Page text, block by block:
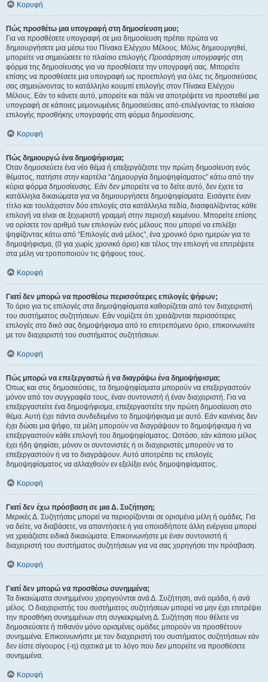
Κορυφή
Πώς προσθέτω μια υπογραφή στη δημοσίευση μου;
Για να προσθέσετε υπογραφή σε μια δημοσίευση πρέπει πρώτα να
δημιουργήσετε μια μέσω του Πίνακα Ελέγχου Μέλους. Μόλις δημιουργηθεί,
μπορείτε να σημειώσετε το πλαίσιο επιλογής Προσάρτηση υπογραφής στη
φόρμα της δημοσίευσης για να προσθέσετε την υπογραφή σας. Μπορείτε
επίσης να προσθέσετε μια υπογραφή ως προεπιλογή για όλες τις δημοσιεύσεις
σας σημειώνοντας το κατάλληλο κουμπί επιλογής στον Πίνακα Ελέγχου
Μέλους. Εάν το κάνετε αυτό, μπορείτε και πάλι να αποτρέψετε να προστεθεί μια
υπογραφή σε κάποιες μεμονωμένες δημοσιεύσεις από-επιλέγοντας το πλαίσιο
επιλογής προσθήκης υπογραφής στη φόρμα δημοσίευσης.
Κορυφή
Πώς δημιουργώ ένα δημοψήφισμα;
Όταν δημοσιεύετε ένα νέο θέμα ή επεξεργάζεστε την πρώτη δημοσίευση ενός
θέματος, πατήστε στην καρτέλα “Δημιουργία δημοψηφίσματος” κάτω από την
κύρια φόρμα δημοσίευσης. Εάν δεν μπορείτε να το δείτε αυτό, δεν έχετε τα
κατάλληλα δικαιώματα για να δημιουργήσετε δημοψηφίσματα. Εισάγετε έναν
τίτλο και τουλάχιστον δύο επιλογές στα κατάλληλα πεδία, διασφαλίζοντας κάθε
επιλογή να είναι σε ξεχωριστή γραμμή στην περιοχή κειμένου. Μπορείτε επίσης
να ορίσετε τον αριθμό των επιλογών ενός μέλους που μπορεί να επιλέξει
ψηφίζοντας κάτω από “Επιλογές ανά μέλος”, ένα χρονικό όριο ημερών για το
δημοψήφισμα, (0 για χωρίς χρονικό όριο) και τέλος την επιλογή να επιτρέψετε
στα μέλη να τροποποιούν τις ψήφους τους.
Κορυφή
Γιατί δεν μπορώ να προσθέσω περισσότερες επιλογές ψήφων;
Το όριο για τις επιλογές στα δημοψηφίσματα καθορίζεται από τον διαχειριστή
του συστήματος συζητήσεων. Εάν νομίζετε ότι χρειάζονται περισσότερες
επιλογές στο δικό σας δημοψήφισμα από το επιτρεπόμενο όριο, επικοινωνείτε
με τον διαχειριστή του συστήματος συζητήσεων.
Κορυφή
Πώς μπορώ να επεξεργαστώ ή να διαγράψω ένα δημοψήφισμα;
Όπως και στις δημοσιεύσεις, τα δημοψηφίσματα μπορούν να επεξεργαστούν
μόνον από τον συγγραφέα τους, έναν συντονιστή ή έναν διαχειριστή. Για να
επεξεργαστείτε ένα δημοψήφισμα, επεξεργαστείτε την πρώτη δημοσίευση στο
θέμα. Αυτή έχει πάντα συνδεδεμένο το δημοψήφισμα με αυτό. Εάν κανένας δεν
έχει δώσει μια ψήφο, τα μέλη μπορούν να διαγράψουν το δημοψήφισμα ή να
επεξεργαστούν κάθε επιλογή του δημοψηφίσματος. Ωστόσο, εάν κάποιο μέλος
έχει ήδη ψηφίσει, μόνον οι συντονιστές ή οι διαχειριστές μπορούν να το
επεξεργαστούν ή να το διαγράψουν. Αυτό αποτρέπει τις επιλογές
δημοψηφίσματος να αλλαχθούν εν εξελίξει ενός δημοψηφίσματος.
Κορυφή
Γιατί δεν έχω πρόσβαση σε μια Δ. Συζήτηση;
Μερικές Δ. Συζητήσεις μπορεί να περιορίζονται σε ορισμένα μέλη ή ομάδες. Για
να δείτε, να διαβάσετε, να απαντήσετε ή για οποιαδήποτε άλλη ενέργεια μπορεί
να χρειάζεστε ειδικά δικαιώματα. Επικοινωνήστε με έναν συντονιστή ή
διαχειριστή του συστήματος συζητήσεων για να σας χορηγήσει την πρόσβαση.
Κορυφή
Γιατί δεν μπορώ να προσθέσω συνημμένα;
Τα δικαιώματα συνημμένου χορηγούνται ανά Δ. Συζήτηση, ανά ομάδα, ή ανά
μέλος. Ο διαχειριστής του συστήματος συζητήσεων μπορεί να μην έχει επιτρέψει
την προσθήκη συνημμένων στη συγκεκριμένη Δ. Συζήτηση που θέλετε να
δημοσιεύσετε ή πιθανόν μόνο ορισμένες ομάδες μπορούν να προσθέτουν
συνημμένα. Επικοινωνήστε με τον διαχειριστή του συστήματος συζητήσεων εάν
δεν είστε σίγουρος (-η) σχετικά με το λόγο που δεν μπορείτε να προσθέσετε
συνημμένα.
Κορυφή